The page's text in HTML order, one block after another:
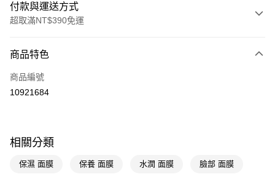
付款與運送方式
超取滿NT$390免運
POYA支付
信用卡一次付款
商品特色
商品編號
10921684
相關分類
保濕 面膜 保養 面膜 水潤 面膜 臉部 面膜